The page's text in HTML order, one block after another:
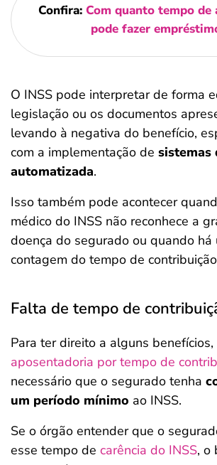
Confira: Com quanto tempo de
pode fazer
O INSS pode interpretar de forma
legislação ou os documentos
levando à negativa do benefício,
com a implementação de sistemas
automatizada.
Isso também pode acontecer
médico do INSS não reconhece a
doença do segurado ou quando há
contagem do tempo de
Falta de tempo de
Para ter direito a alguns benefícios,
aposentadoria por tempo de
necessário que o segurado tenha
um período mínimo ao INSS.
Se o órgão entender que o
esse tempo de carência do INSS, o